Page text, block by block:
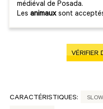
médiéval de Posada.
Les animaux sont
VÉRIFIER
CARACTÉRISTIQUES: